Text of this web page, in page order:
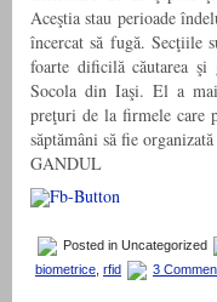
Aceştia stau perioade
încercat să fugă. Secţiile
foarte dificilă căutarea şi
Socola din Iaşi. El a
preţuri de la firmele care
săptămâni să fie
GANDUL
Posted in Uncategorized
biometrice rfid 3